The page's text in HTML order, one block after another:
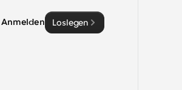
Anmelden Loslegen